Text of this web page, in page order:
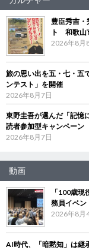
豊臣秀吉・
ト 和歌山
2026年8月
旅の思い出を五・七・五
ンテスト」を開催
2026年8月7日
東野圭吾が選んだ「記
読者参加型キャンペーン
2026年8月7日
動画
「100歳
務員イベン
2026年8月
AI時代、「暗黙知」は